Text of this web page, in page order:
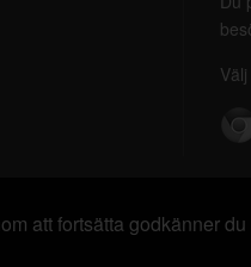
att fortsätta godkänner